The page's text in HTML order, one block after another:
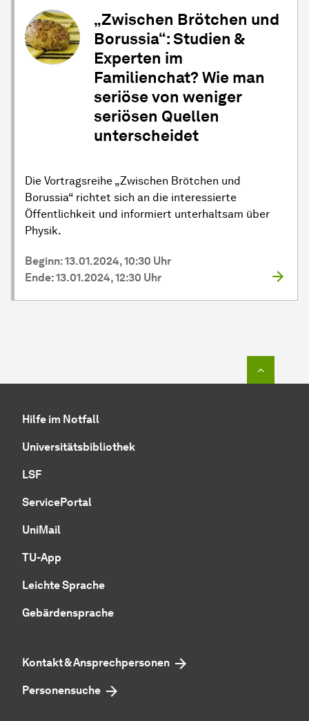
„Zwischen Brötchen und
Borussia“: Studien &
Experten im
Familienchat? Wie man
seriöse von weniger
seriösen Quellen
unterscheidet
Die Vortragsreihe „Zwischen Brötchen und
Borussia“ richtet sich an die interessierte
Öffentlichkeit und informiert unterhaltsam über
Physik.
Beginn: 13.01.2024, 10:30 Uhr
Ende: 13.01.2024, 12:30 Uhr
Hilfe im Notfall
Universitätsbibliothek
LSF
ServicePortal
UniMail
TU-App
Leichte Sprache
Gebärdensprache
Kontakt & Ansprechpersonen
Personensuche